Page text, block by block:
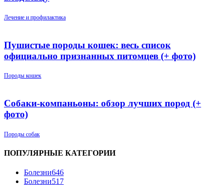
Лечение и профилактика
Пушистые породы кошек: весь список
официально признанных питомцев (+ фото)
Породы кошек
Собаки-компаньоны: обзор лучших пород (+
фото)
Породы собак
ПОПУЛЯРНЫЕ КАТЕГОРИИ
Болезни646
Болезни517